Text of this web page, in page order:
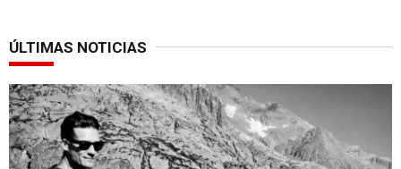
ÚLTIMAS NOTICIAS